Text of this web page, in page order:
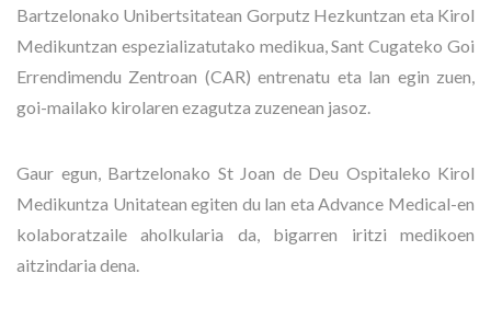
Bartzelonako Unibertsitatean Gorputz Hezkuntzan eta Kirol
Medikuntzan espezializatutako medikua, Sant Cugateko Goi
Errendimendu Zentroan (CAR) entrenatu eta lan egin zuen,
goi-mailako kirolaren ezagutza zuzenean jasoz.
Gaur egun, Bartzelonako St Joan de Deu Ospitaleko Kirol
Medikuntza Unitatean egiten du lan eta Advance Medical-en
kolaboratzaile aholkularia da, bigarren iritzi medikoen
aitzindaria dena.